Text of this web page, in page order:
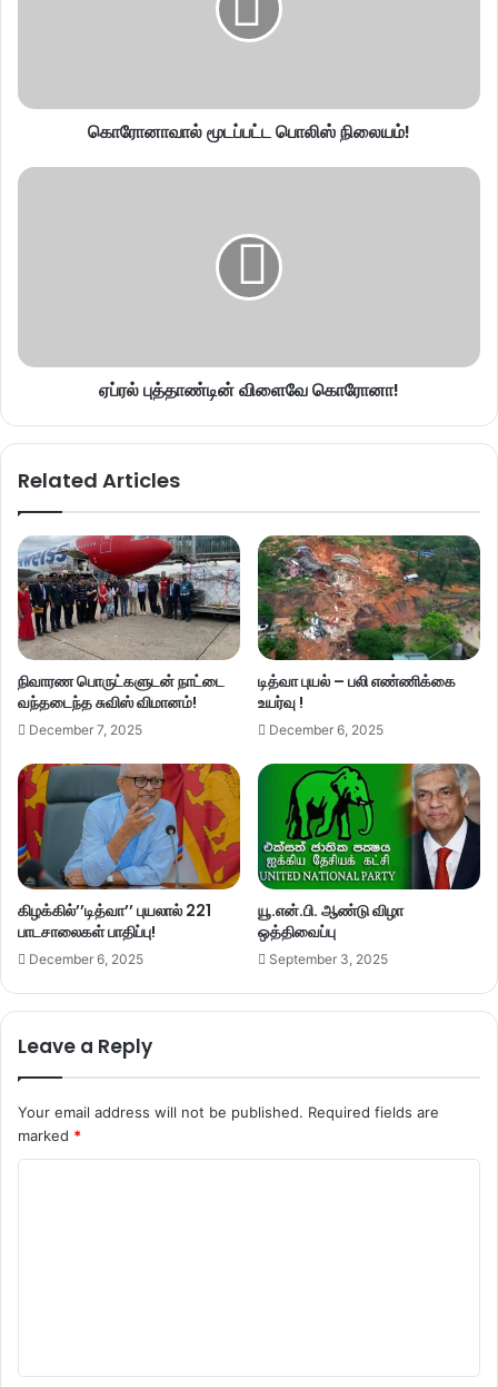
கொரோனாவால் மூடப்பட்ட பொலிஸ் நிலையம்!
ஏப்ரல் புத்தாண்டின் விளைவே கொரோனா!
Related Articles
நிவாரண பொருட்களுடன் நாட்டை
வந்தடைந்த சுவிஸ் விமானம்!
December 7, 2025
டித்வா புயல் – பலி எண்ணிக்கை
உயர்வு !
December 6, 2025
கிழக்கில்’’டித்வா’’ புயலால் 221
பாடசாலைகள் பாதிப்பு!
December 6, 2025
யூ.என்.பி. ஆண்டு விழா
ஒத்திவைப்பு
September 3, 2025
Leave a Reply
Your email address will not be published. Required fields are
marked *
t